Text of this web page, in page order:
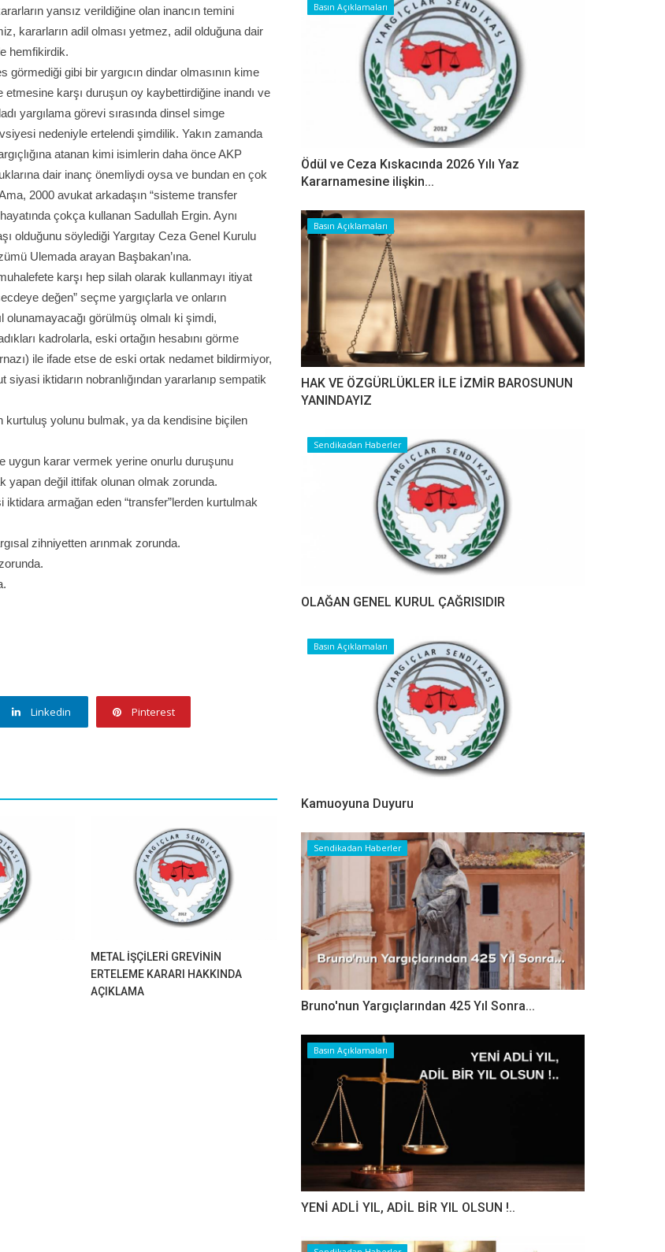
yansız verildiğine olan inancın temini
kararların adil olması yetmez, adil olduğuna dair
hemfikirdik.
gibi bir yargıcın dindar olmasının kime
karşı duruşun oy kaybettirdiğine inandı ve
yargılama görevi sırasında dinsel simge
nedeniyle ertelendi şimdilik. Yakın zamanda
atanan kimi isimlerin daha önce AKP
dair inanç önemliydi oysa ve bundan en çok
2000 avukat arkadaşın “sisteme transfer
çokça kullanan Sadullah Ergin. Aynı
olduğunu söylediği Yargıtay Ceza Genel Kurulu
Ulemada arayan Başbakan’ına.
karşı hep silah olarak kullanmayı itiyat
değen” seçme yargıçlarla ve onların
görülmüş olmalı ki şimdi,
kadrolarla, eski ortağın hesabını görme
ile ifade etse de eski ortak nedamet bildirmiyor,
iktidarın nobranlığından yararlanıp sempatik
kurtuluş yolunu bulmak, ya da kendisine biçilen
uygun karar vermek yerine onurlu duruşunu
yapan değil ittifak olunan olmak zorunda.
armağan eden “transfer”lerden kurtulmak
zihniyetten arınmak zorunda.
Linkedin Pinterest
METAL İŞÇİLERİ GREVİNİN
ERTELEME KARARI HAKKINDA
AÇIKLAMA
Basın Açıklamaları
Ödül ve Ceza Kıskacında 2026 Yılı Yaz
Kararnamesine ilişkin...
Basın Açıklamaları
HAK VE ÖZGÜRLÜKLER İLE İZMİR BAROSUNUN
YANINDAYIZ
Sendikadan Haberler
OLAĞAN GENEL KURUL ÇAĞRISIDIR
Basın Açıklamaları
Kamuoyuna Duyuru
Sendikadan Haberler
Bruno'nun Yargıçlarından 425 Yıl Sonra...
Basın Açıklamaları
YENİ ADLİ YIL, ADİL BİR YIL OLSUN !..